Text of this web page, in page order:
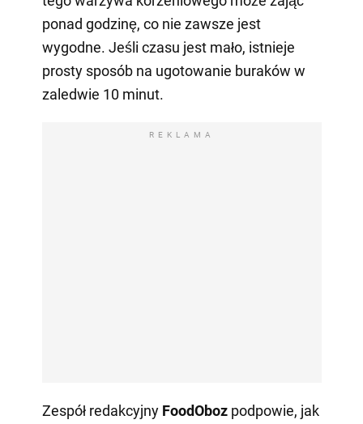
ponad godzinę, co nie zawsze jest
wygodne. Jeśli czasu jest mało, istnieje
prosty sposób na ugotowanie buraków w
zaledwie 10 minut.
REKLAMA
Zespół redakcyjny FoodOboz podpowie, jak